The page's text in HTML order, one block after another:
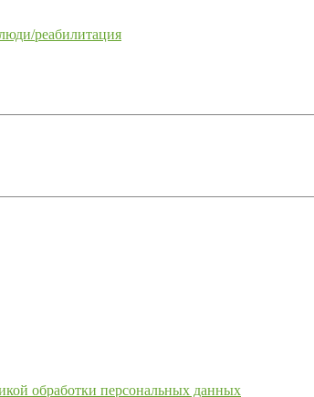
реабилитация
обработки персональных данных